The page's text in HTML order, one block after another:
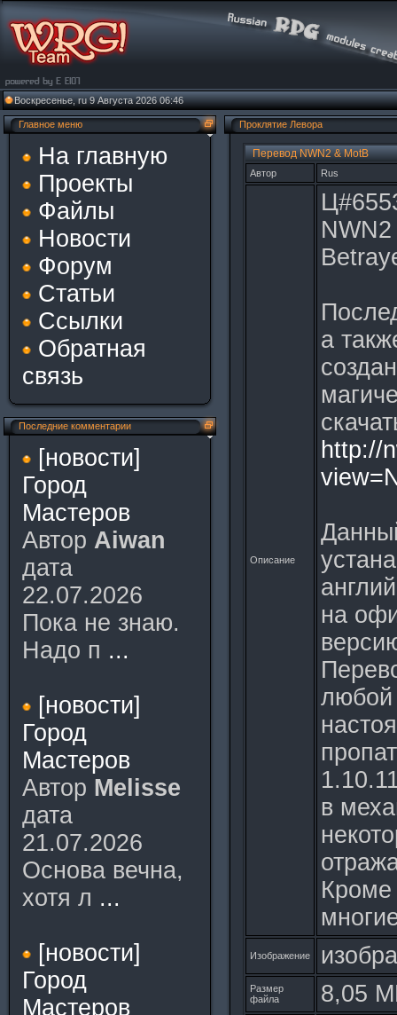
Воскресенье, ru 9 Августа 2026 06:46
Главное меню
На главную
Проекты
Файлы
Новости
Форум
Статьи
Ссылки
Обратная
связь
Последние комментарии
[новости]
Город
Мастеров
Автор Aiwan
дата
22.07.2026
Пока не знаю.
Надо п ...
[новости]
Город
Мастеров
Автор Melisse
дата
21.07.2026
Основа вечна,
хотя л ...
[новости]
Город
Мастеров
Проклятие Левора
Перевод NWN2 & MotB
Автор Rus
Описание
а
http://
на
любой
в
Кроме
Изображение
Размер
файла
8,05